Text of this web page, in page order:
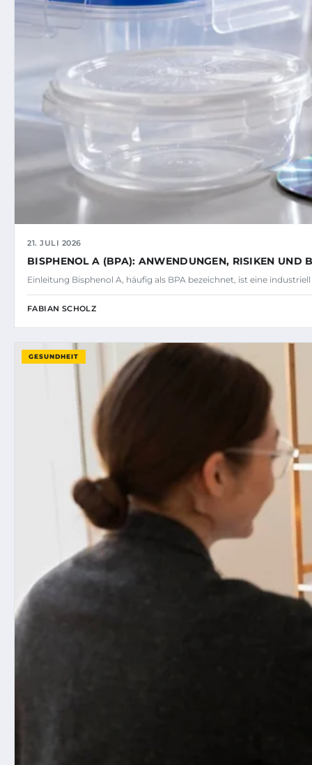
21. JULI 2026
BISPHENOL A (BPA): ANWENDUNGEN, RISIKEN UND
Einleitung Bisphenol A, häufig als BPA bezeichnet, ist eine
FABIAN SCHOLZ
GESUNDHEIT